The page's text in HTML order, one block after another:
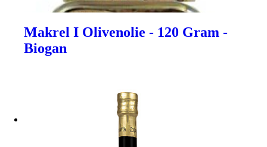
Makrel I Olivenolie - 120 Gram -
Biogan